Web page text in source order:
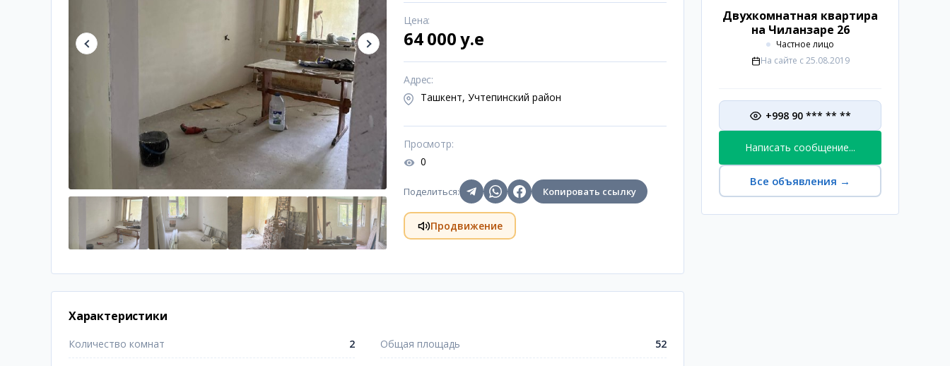
Цена:
64 000 y.e
Адрес:
Ташкент, Учтепинский район
Просмотр:
0
Поделиться: Копировать ссылку
Продвижение
Характеристики
Количество комнат 2 Общая площадь 52
Двухкомнатная квартира
на Чиланзаре 26
Частное лицо
На сайте с 25.08.2019
+998 90 *** ** **
Написать сообщение...
Все объявления →